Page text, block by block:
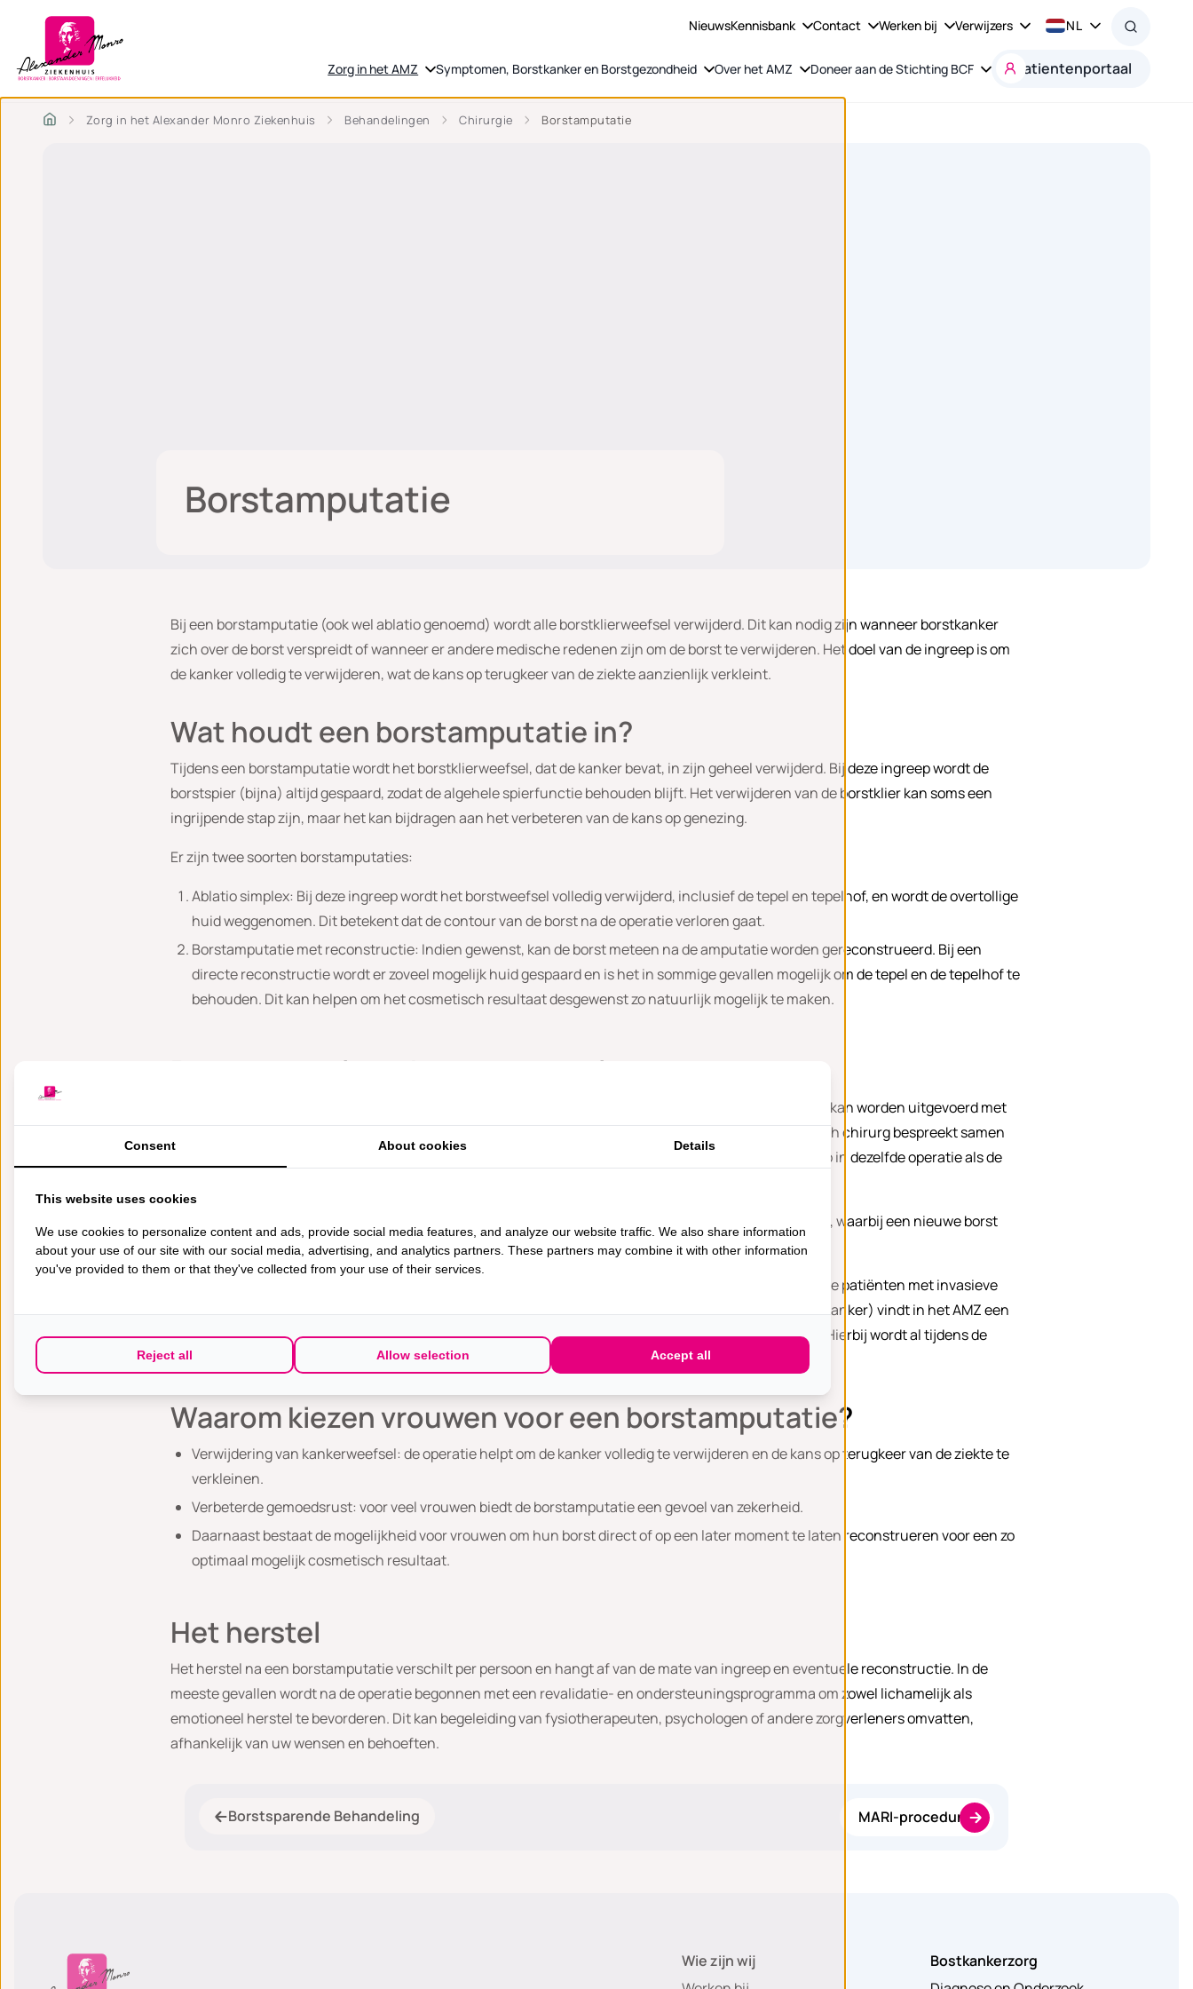
NieuwsKennisbank Contact Werken bij Verwijzers NL
Zorg in het AMZ Symptomen, Borstkanker en Borstgezondheid Over het AMZ Doneer aan de Stichting BCF Patientenportaal
Zorg in het Alexander Monro Ziekenhuis Behandelingen Chirurgie Borstamputatie
Borstamputatie
Bij een borstamputatie (ook wel ablatio genoemd) wordt alle borstklierweefsel verwijderd. Dit kan nodig zijn wanneer borstkanker
zich over de borst verspreidt of wanneer er andere medische redenen zijn om de borst te verwijderen. Het doel van de ingreep is om
de kanker volledig te verwijderen, wat de kans op terugkeer van de ziekte aanzienlijk verkleint.
Wat houdt een borstamputatie in?
Tijdens een borstamputatie wordt het borstklierweefsel, dat de kanker bevat, in zijn geheel verwijderd. Bij deze ingreep wordt de
borstspier (bijna) altijd gespaard, zodat de algehele spierfunctie behouden blijft. Het verwijderen van de borstklier kan soms een
ingrijpende stap zijn, maar het kan bijdragen aan het verbeteren van de kans op genezing.
Er zijn twee soorten borstamputaties:
Ablatio simplex: Bij deze ingreep wordt het borstweefsel volledig verwijderd, inclusief de tepel en tepelhof, en wordt de overtollige
huid weggenomen. Dit betekent dat de contour van de borst na de operatie verloren gaat.
Borstamputatie met reconstructie: Indien gewenst, kan de borst meteen na de amputatie worden gereconstrueerd. Bij een
directe reconstructie wordt er zoveel mogelijk huid gespaard en is het in sommige gevallen mogelijk om de tepel en de tepelhof te
behouden. Dit kan helpen om het cosmetisch resultaat desgewenst zo natuurlijk mogelijk te maken.
Reconstructie na borstamputatie
Een reconstructie is een optie voor veel vrouwen die een borstamputatie ondergaan. De reconstructie kan worden uitgevoerd met
behulp van implantaten of eigen weefsel (borstweefsel van andere delen van het lichaam). De plastisch chirurg bespreekt samen
met u welke vorm van reconstructie het beste bij u past. Bij een directe reconstructie zal de eerste stap in dezelfde operatie als de
Indien er geen directe reconstructie wordt uitgevoerd, kan een latere reconstructie worden besproken, waarbij een nieuwe borst
wordt gevormd met of zonder gebruik van implantaten of eigen weefsel.
In het Alexander Monro Ziekenhuis, AMZ, vindt een directe start met reconstructie plaats bij 49% van de patiënten met invasieve
borstkanker (versus 30% gemiddeld in Nederland). In het geval van een DCIS (voorloperstadium borstkanker) vindt in het AMZ een
directe start met reconstructie plaats bij 58% van de patiënten (versus 44% gemiddeld in Nederland). Hierbij wordt al tijdens de
eerste operatie gestart met het herstel van de borst(contour).
Waarom kiezen vrouwen voor een borstamputatie?
Verwijdering van kankerweefsel: de operatie helpt om de kanker volledig te verwijderen en de kans op terugkeer van de ziekte te
verkleinen.
Verbeterde gemoedsrust: voor veel vrouwen biedt de borstamputatie een gevoel van zekerheid.
Daarnaast bestaat de mogelijkheid voor vrouwen om hun borst direct of op een later moment te laten reconstrueren voor een zo
optimaal mogelijk cosmetisch resultaat.
Het herstel
Het herstel na een borstamputatie verschilt per persoon en hangt af van de mate van ingreep en eventuele reconstructie. In de
meeste gevallen wordt na de operatie begonnen met een revalidatie- en ondersteuningsprogramma om zowel lichamelijk als
emotioneel herstel te bevorderen. Dit kan begeleiding van fysiotherapeuten, psychologen of andere zorgverleners omvatten,
afhankelijk van uw wensen en behoeften.
Borstsparende Behandeling MARI-procedure
Wie zijn wij
Bostkankerzorg
Consent About cookies Details
This website uses cookies
We use cookies to personalize content and ads, provide social media features, and analyze our website traffic. We also share information
about your use of our site with our social media, advertising, and analytics partners. These partners may combine it with other information
you've provided to them or that they've collected from your use of their services.
Reject all Allow selection Accept all